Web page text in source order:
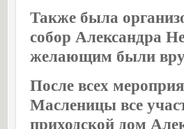
Также была
собор Александра
желающим были
После всех
Масленицы все
приходской дом